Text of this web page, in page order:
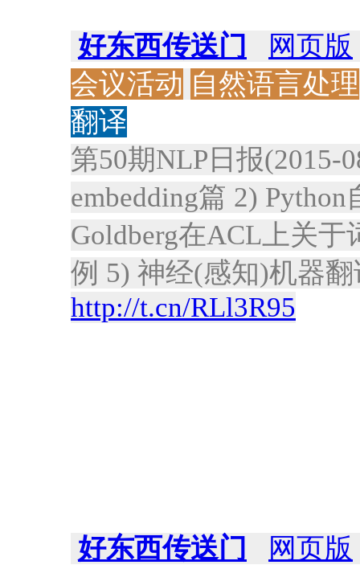
好东西传送门 网页版
会议活动 自然语言处理
翻译
第50期NLP日报(2015-
embedding篇 2)
Goldberg在ACL上关
例 5) 神经(感知)机器
http://t.cn/RLl3R95
好东西传送门 网页版